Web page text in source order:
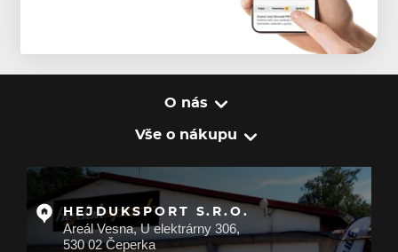
O nás
Vše o nákupu
HEJDUKSPORT S.R.O.
Areál Vesna, U elektrárny 306,
530 02 Čeperka